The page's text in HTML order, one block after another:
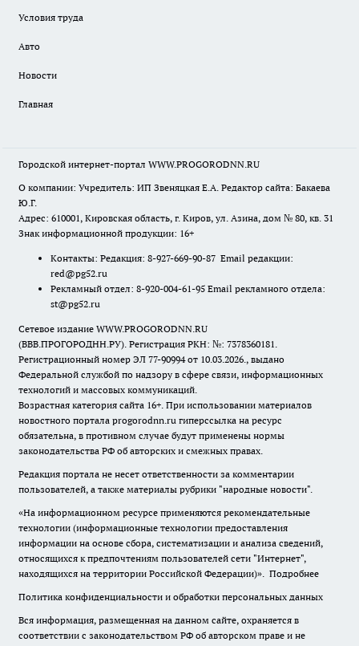
Условия труда
Авто
Новости
Главная
Городской интернет-портал WWW.PROGORODNN.RU
О компании: Учредитель: ИП Звеняцкая Е.А. Редактор сайта: Бакаева
Ю.Г.
Адрес: 610001, Кировская область, г. Киров, ул. Азина, дом № 80, кв. 31
Знак информационной продукции: 16+
Контакты: Редакция: 8-927-669-90-87 Email редакции:
red@pg52.ru
Рекламный отдел: 8-920-004-61-95 Email рекламного отдела:
st@pg52.ru
Сетевое издание WWW.PROGORODNN.RU
(ВВВ.ПРОГОРОДНН.РУ). Регистрация РКН: №: 7378360181.
Регистрационный номер ЭЛ 77-90994 от 10.03.2026., выдано
Федеральной службой по надзору в сфере связи, информационных
технологий и массовых коммуникаций.
Возрастная категория сайта 16+. При использовании материалов
новостного портала progorodnn.ru гиперссылка на ресурс
обязательна, в противном случае будут применены нормы
законодательства РФ об авторских и смежных правах.
Редакция портала не несет ответственности за комментарии
пользователей, а также материалы рубрики "народные новости".
«На информационном ресурсе применяются рекомендательные
технологии (информационные технологии предоставления
информации на основе сбора, систематизации и анализа сведений,
относящихся к предпочтениям пользователей сети "Интернет",
находящихся на территории Российской Федерации)». Подробнее
Политика конфиденциальности и обработки персональных данных
Вся информация, размещенная на данном сайте, охраняется в
соответствии с законодательством РФ об авторском праве и не